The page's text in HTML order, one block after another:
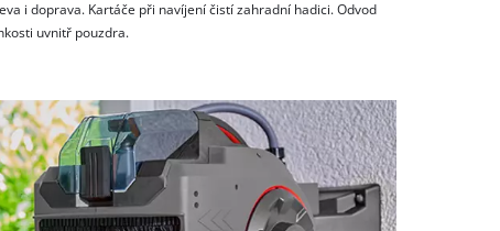
i doprava. Kartáče při navíjení čistí zahradní hadici. Odvod
uvnitř pouzdra.